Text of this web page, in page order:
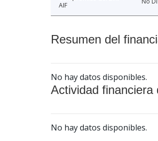
AIF
Resumen del
No hay datos disponibles.
Actividad financiera
No hay datos disponibles.